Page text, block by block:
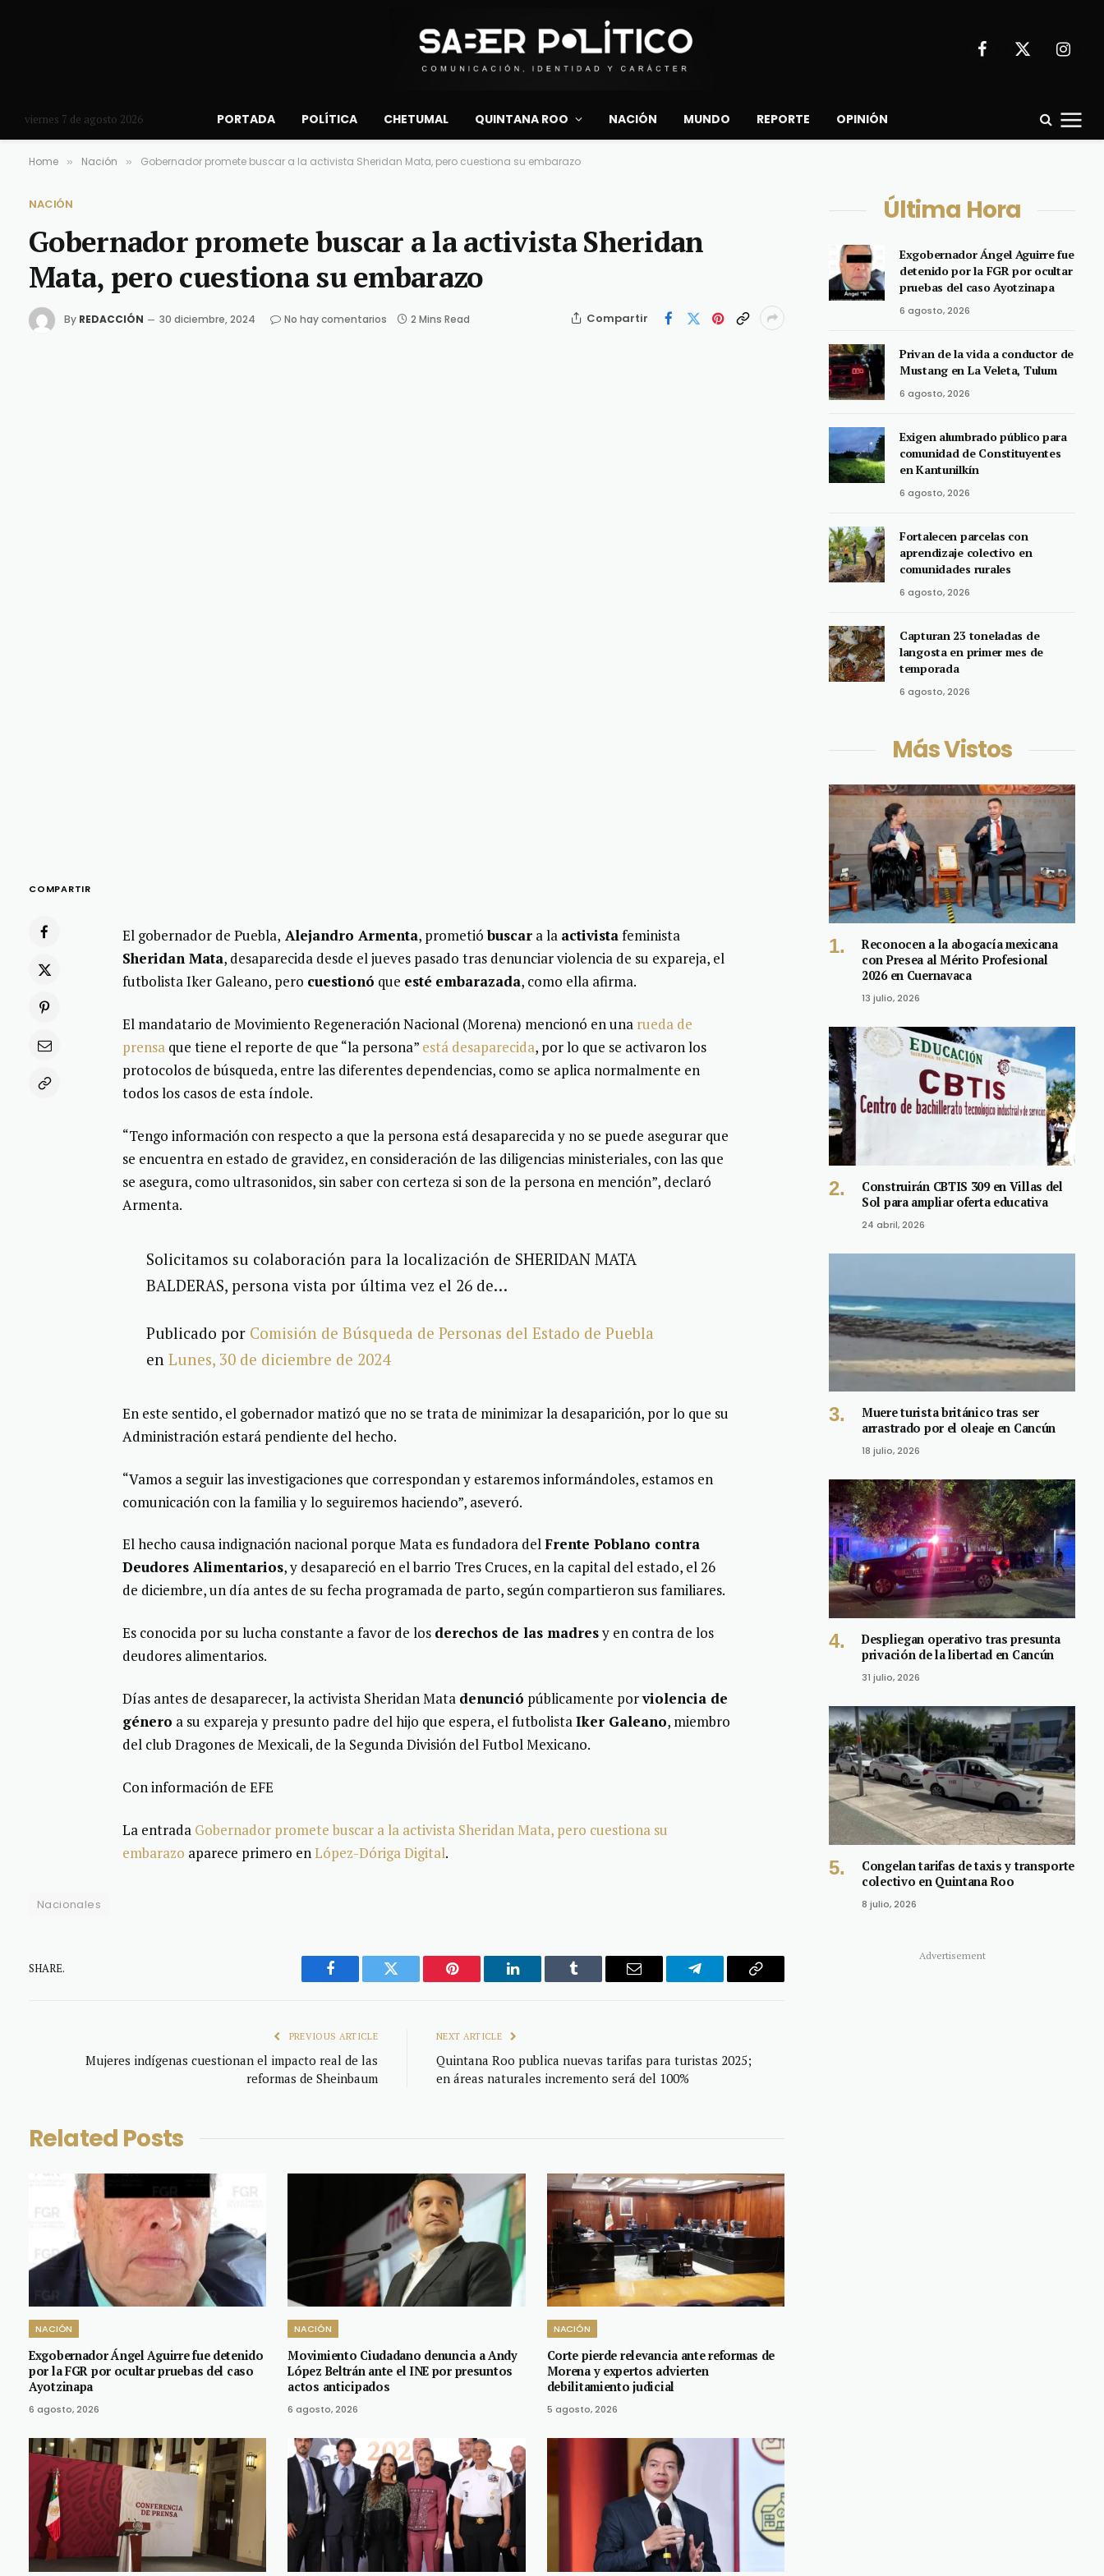
Facebook
X
viernes 7 de agosto 2026 PORTADA POLÍTICA CHETUMAL QUINTANA ROO NACIÓN MUNDO REPORTE OPINIÓN
Home » Nación » Gobernador promete buscar a la activista Sheridan Mata, pero cuestiona su embarazo
NACIÓN
Gobernador promete buscar a la activista Sheridan
Mata, pero cuestiona su embarazo
By REDACCIÓN 30 diciembre, 2024 No hay comentarios 2 Mins Read Compartir
COMPARTIR
El gobernador de Puebla, Alejandro Armenta, prometióbuscar a la activistafeminista
Sheridan Mata, desaparecida desde el jueves pasado tras denunciar violencia de su expareja, el
futbolista Iker Galeano, pero cuestionó que esté embarazada, como ella afirma.
El mandatario de Movimiento Regeneración Nacional (Morena) mencionó en una rueda de
prensa que tiene el reporte de que “la persona” está desaparecida, por lo que se activaron los
protocolos de búsqueda, entre las diferentes dependencias, como se aplica normalmente en
todos los casos de esta índole.
“Tengo información con respecto a que la persona está desaparecida y no se puede asegurar que
se encuentra en estado de gravidez, en consideración de las diligencias ministeriales, con las que
se asegura, como ultrasonidos, sin saber con certeza si son de la persona en mención”, declaró
Armenta.
Solicitamos su colaboración para la localización de SHERIDAN MATA
BALDERAS, persona vista por última vez el 26 de…
Publicado por Comisión de Búsqueda de Personas del Estado de Puebla
en Lunes, 30 de diciembre de 2024
En este sentido, el gobernador matizó que no se trata de minimizar la desaparición, por lo que su
Administración estará pendiente del hecho.
“Vamos a seguir las investigaciones que correspondan y estaremos informándoles, estamos en
comunicación con la familia y lo seguiremos haciendo”, aseveró.
El hecho causa indignación nacional porque Mata es fundadora delFrente Poblano contra
Deudores Alimentarios, y desapareció en el barrio Tres Cruces, en la capital del estado, el 26
de diciembre, un día antes de su fecha programada de parto, según compartieron sus familiares.
Es conocida por su lucha constante a favor de los derechos de las madresy en contra de los
deudores alimentarios.
Días antes de desaparecer, la activista Sheridan Mata denunció públicamente porviolencia de
género a su expareja y presunto padre del hijo que espera, el futbolistaIker Galeano, miembro
del club Dragones de Mexicali, de la Segunda División del Futbol Mexicano.
Con información de EFE
La entrada Gobernador promete buscar a la activista Sheridan Mata, pero cuestiona su
embarazo aparece primero enLópez-Dóriga Digital.
Nacionales
SHARE.
Facebook Twitter Pinterest LinkedIn Tumblr Email Telegram Copy
PREVIOUS ARTICLE
Mujeres indígenas cuestionan el impacto real de las
reformas de Sheinbaum
NEXT ARTICLE
Quintana Roo publica nuevas tarifas para turistas 2025;
en áreas naturales incremento será del 100%
Related Posts
NACIÓN
Exgobernador Ángel Aguirre fue detenido
por la FGR por ocultar pruebas del caso
Ayotzinapa
6 agosto, 2026
NACIÓN
Movimiento Ciudadano denuncia a Andy
López Beltrán ante el INE por presuntos
actos anticipados
6 agosto, 2026
NACIÓN
Corte pierde relevancia ante reformas de
Morena y expertos advierten
debilitamiento judicial
5 agosto, 2026
Última Hora
Exgobernador Ángel Aguirre fue
detenido por la FGR por ocultar
pruebas del caso Ayotzinapa
6 agosto, 2026
Privan de la vida a conductor de
Mustang en La Veleta, Tulum
6 agosto, 2026
Exigen alumbrado público para
comunidad de Constituyentes
en Kantunilkín
6 agosto, 2026
Fortalecen parcelas con
aprendizaje colectivo en
comunidades rurales
6 agosto, 2026
Capturan 23 toneladas de
langosta en primer mes de
temporada
6 agosto, 2026
Más Vistos
Reconocen a la abogacía mexicana
con Presea al Mérito Profesional
2026 en Cuernavaca
13 julio, 2026
Construirán CBTIS 309 en Villas del
Sol para ampliar oferta educativa
24 abril, 2026
Muere turista británico tras ser
arrastrado por el oleaje en Cancún
18 julio, 2026
Despliegan operativo tras presunta
privación de la libertad en Cancún
31 julio, 2026
Congelan tarifas de taxis y transporte
colectivo en Quintana Roo
8 julio, 2026
Advertisement